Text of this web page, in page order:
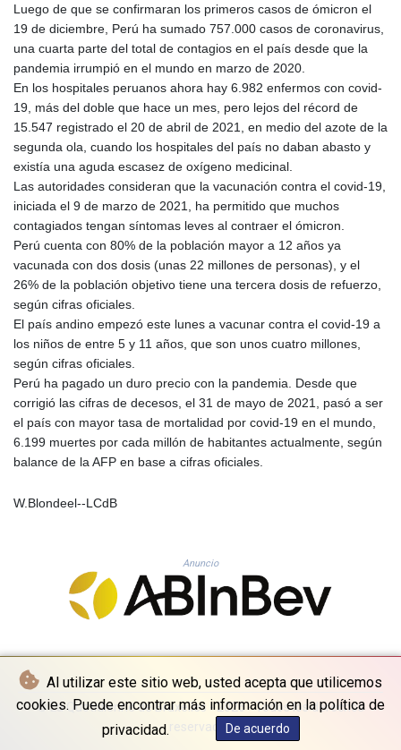
Al utilizar este sitio web, usted acepta que utilicemos
cookies. Puede encontrar más información en la política de
privacidad.
De acuerdo
KWD 0.356853
KYD 0.960588
KZT 540.233287
LAK 26025.676609
LBP
103223.017367
LKR 386.635196
LRD 208.057415
LSL 18.726567
LTL 3.413768
LVL 0.699335
LYD 7.331909
MAD 10.743067
MDL 20.044751
MGA 4918.938878
MMK 2427.363841
MNT 4157.293457
MRU 46.338424
MUR 54.419742
MVR 17.862733
MWK 1998.775164
MXN 19.812061
NIO 42.419473
NOK 10.99759
NPR 175.501819
PEN 3.903651
PGK 5.093937
PHP 70.183258
PKR 320.014324
Luego de que se confirmaran los primeros casos de ómicron el
19 de diciembre, Perú ha sumado 757.000 casos de coronavirus,
una cuarta parte del total de contagios en el país desde que la
pandemia irrumpió en el mundo en marzo de 2020.
En los hospitales peruanos ahora hay 6.982 enfermos con covid-
19, más del doble que hace un mes, pero lejos del récord de
15.547 registrado el 20 de abril de 2021, en medio del azote de la
segunda ola, cuando los hospitales del país no daban abasto y
existía una aguda escasez de oxígeno medicinal.
Las autoridades consideran que la vacunación contra el covid-19,
iniciada el 9 de marzo de 2021, ha permitido que muchos
contagiados tengan síntomas leves al contraer el ómicron.
Perú cuenta con 80% de la población mayor a 12 años ya
vacunada con dos dosis (unas 22 millones de personas), y el
26% de la población objetivo tiene una tercera dosis de refuerzo,
según cifras oficiales.
El país andino empezó este lunes a vacunar contra el covid-19 a
los niños de entre 5 y 11 años, que son unos cuatro millones,
según cifras oficiales.
Perú ha pagado un duro precio con la pandemia. Desde que
corrigió las cifras de decesos, el 31 de mayo de 2021, pasó a ser
el país con mayor tasa de mortalidad por covid-19 en el mundo,
6.199 muertes por cada millón de habitantes actualmente, según
balance de la AFP en base a cifras oficiales.
W.Blondeel--LCdB
Anuncio
© La Quotidienne de Bruxelles - 2026 - Todos los derechos
reservados